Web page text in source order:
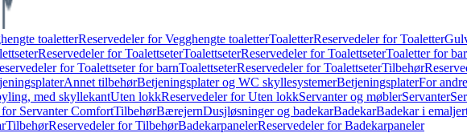
toaletterReservedeler for Vegghengte toaletterToaletterReservedeler for Toaletter
Reservedeler for ToalettseterToalettseterReservedeler for ToalettseterToaletter for
for Toalettseter for barnToalettseterReservedeler for ToalettseterTilbehør
Annet tilbehørBetjeningsplater og WC skyllesystemerBetjeningsplaterFor
med skyllekantUten lokkReservedeler for Uten lokkServanter og møblerServanter
Servanter ComfortTilbehørBærejernDusjløsninger og badekarBadekarBadekar i
TilbehørReservedeler for TilbehørBadekarpanelerReservedeler for Badekarpaneler